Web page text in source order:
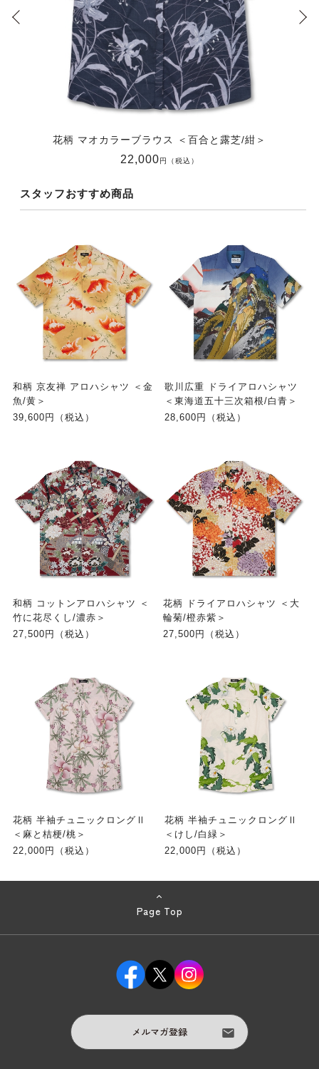
花柄 マオカラーブラウス ＜百合と露芝/紺＞
22,000円（税込）
スタッフおすすめ商品
和柄 京友禅 アロハシャツ ＜金
魚/黄＞
39,600円（税込）
歌川広重 ドライアロハシャツ
＜東海道五十三次箱根/白青＞
28,600円（税込）
和柄 コットンアロハシャツ ＜
竹に花尽くし/濃赤＞
27,500円（税込）
花柄 ドライアロハシャツ ＜大
輪菊/橙赤紫＞
27,500円（税込）
花柄 半袖チュニックロングⅡ
＜麻と桔梗/桃＞
22,000円（税込）
花柄 半袖チュニックロングⅡ
＜けし/白緑＞
22,000円（税込）
Page Top
メルマガ登録